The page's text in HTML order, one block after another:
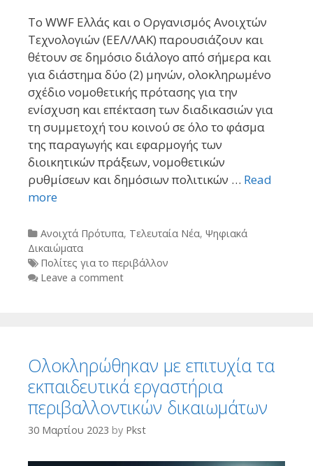
Το WWF Eλλάς και ο Οργανισμός Ανοιχτών
Τεχνολογιών (ΕΕΛ/ΛΑΚ) παρουσιάζουν και
θέτουν σε δημόσιο διάλογο από σήμερα και
για διάστημα δύο (2) μηνών, ολοκληρωμένο
σχέδιο νομοθετικής πρότασης για την
ενίσχυση και επέκταση των διαδικασιών για
τη συμμετοχή του κοινού σε όλο το φάσμα
της παραγωγής και εφαρμογής των
διοικητικών πράξεων, νομοθετικών
ρυθμίσεων και δημόσιων πολιτικών … Read
more
Categories
Ανοιχτά Πρότυπα, Τελευταία Νέα, Ψηφιακά
Δικαιώματα
Tags
Πολίτες για το περιβάλλον
Leave a comment
Ολοκληρώθηκαν με επιτυχία τα
εκπαιδευτικά εργαστήρια
περιβαλλοντικών δικαιωμάτων
30 Μαρτίου 2023 by Pkst